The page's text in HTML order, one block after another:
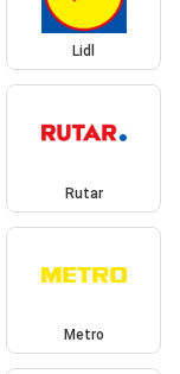
Lidl
Rutar
Metro